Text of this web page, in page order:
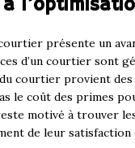
présente un
d’un courtier sont
courtier provient des
le coût des primes
motivé à trouver
de leur